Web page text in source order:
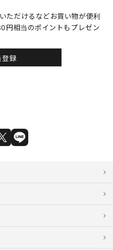
ただけるなどお買い物が便利
円相当のポイントもプレゼン
登録